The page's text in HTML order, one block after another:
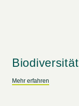
Biodiversität
Mehr erfahren